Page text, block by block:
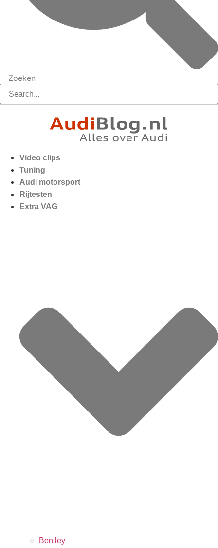
Zoeken
Video clips
Tuning
Audi motorsport
Rijtesten
Extra VAG
Bentley